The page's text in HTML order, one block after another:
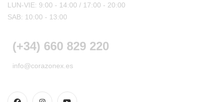
LUN-VIE: 9:00 - 14:00 / 17:00 - 20:00
SAB: 10:00 - 13:00
(+34) 660 829 220
info@corazonex.es